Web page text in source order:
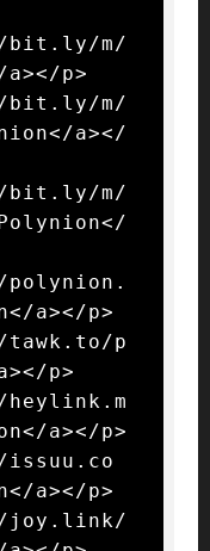
bit.ly/m/
p>
bit.ly/m/
a></
bit.ly/m/
a></p>
tawk.to/p
p>
a></p>
a></p>
joy.link/